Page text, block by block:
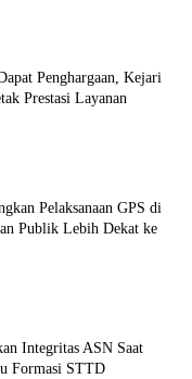
Penghargaan, Kejari
Prestasi Layanan
Pelaksanaan GPS di
Publik Lebih Dekat ke
Integritas ASN Saat
Formasi STTD